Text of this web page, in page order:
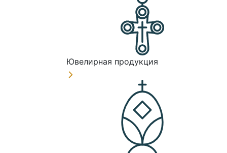
Ювелирная продукция